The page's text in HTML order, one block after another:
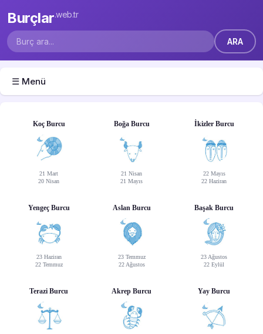
Burçlar.web.tr
☰ Menü
Koç Burcu
21 Mart
20 Nisan
Boğa Burcu
21 Nisan
21 Mayıs
İkizler Burcu
22 Mayıs
22 Haziran
Yengeç Burcu
23 Haziran
22 Temmuz
Aslan Burcu
23 Temmuz
22 Ağustos
Başak Burcu
23 Ağustos
22 Eylül
Terazi Burcu Akrep Burcu Yay Burcu